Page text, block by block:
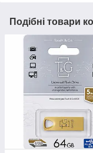
Подібні товари